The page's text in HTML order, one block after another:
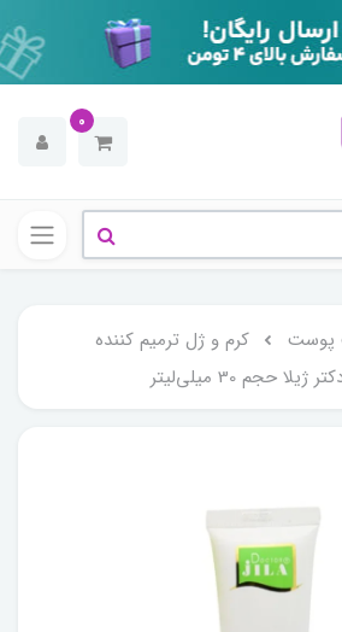
0
پوست
کرم و ژل ترمیم کننده
حجم 30 میلی‌لیتر